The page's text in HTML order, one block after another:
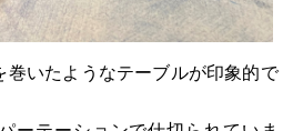
巻いたようなテーブルが印象的で